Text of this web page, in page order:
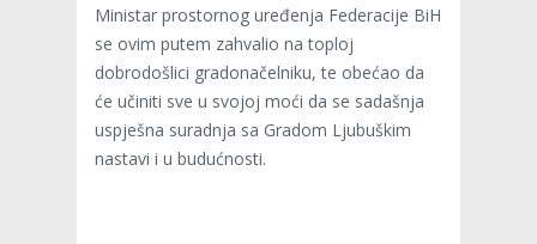
Ministar prostornog uređenja Federacije BiH
se ovim putem zahvalio na toploj
dobrodošlici gradonačelniku, te obećao da
će učiniti sve u svojoj moći da se sadašnja
uspješna suradnja sa Gradom Ljubuškim
nastavi i u budućnosti.